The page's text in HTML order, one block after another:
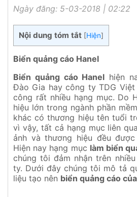
Ngày đăng: 5-03-2018 | 02:22
Nội dung tóm tắt [Hiện]
Biển quảng cáo Hanel
Biển quảng cáo Hanel hiện
Đào Gia hay công ty TDG
công rất nhiều hạng mục. Do
hiệu lớn trong ngành phần
khác có thương hiệu tên tuổi
vì vậy, tất cả hạng mục liên
ảnh và thương hiệu đều
Hiện nay hạng mục làm biển
chúng tôi đảm nhận trên
ty. Dưới đây chúng tôi mô tả
liệu tạo nên biển quảng cáo